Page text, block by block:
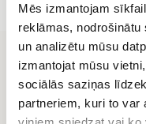
Mēs izmantojam
reklāmas,
un analizētu mūsu
izmantojat mūsu
sociālās saziņas
partneriem, kuri to var